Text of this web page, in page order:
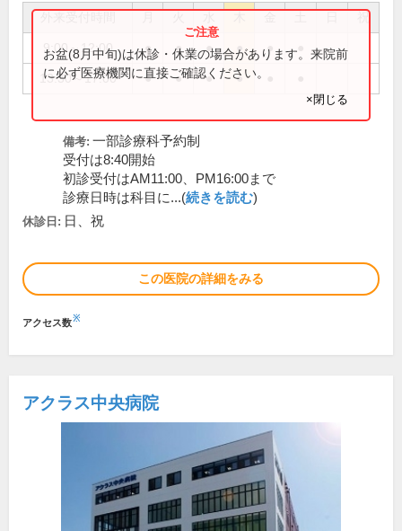
祝
9:00～12:00 ● ● ● ● ●
13:30～17:00 ● ● ● ●
お盆(8月中旬)は休診・休業の場合があります。来院前
に必ず医療機関に直接ご確認ください。
×閉じる
備考: 一部診療科予約制
受付は8:40開始
初診受付はAM11:00、PM16:00まで
診療日時は科目に...(続きを読む)
休診日: 日、祝
この医院の詳細をみる
アクセス数※
アクラス中央病院